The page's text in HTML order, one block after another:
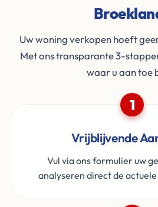
Uw woning verkopen hoeft
Met ons transparante 3-
waar u aan toe
1
Vrijblijvende
Vul via ons formulier uw
analyseren direct de